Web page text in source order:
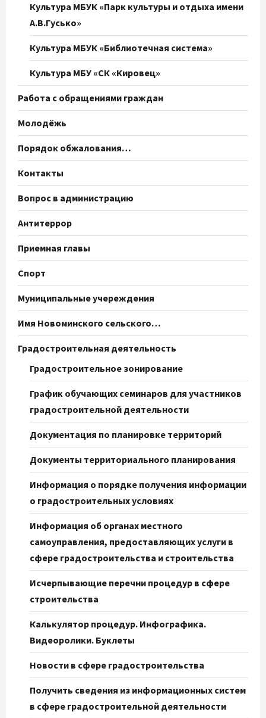
Культура МБУК «Парк культуры и отдыха имени
А.В.Гусько»
Культура МБУК «Библиотечная система»
Культура МБУ «СК «Кировец»
Работа с обращениями граждан
Молодёжь
Порядок обжалования…
Контакты
Вопрос в администрацию
Антитеррор
Приемная главы
Спорт
Муниципальные учереждения
Имя Новоминского сельского…
Градостроительная деятельность
Градостроительное зонирование
График обучающих семинаров для участников
градостроительной деятельности
Документация по планировке территорий
Документы территориального планирования
Информация о порядке получения информации
о градостроительных условиях
Информация об органах местного
самоуправления, предоставляющих услуги в
сфере градостроительства и строительства
Исчерпывающие перечни процедур в сфере
строительства
Калькулятор процедур. Инфографика.
Видеоролики. Буклеты
Новости в сфере градостроительства
Получить сведения из информационных систем
в сфере градостроительной деятельности